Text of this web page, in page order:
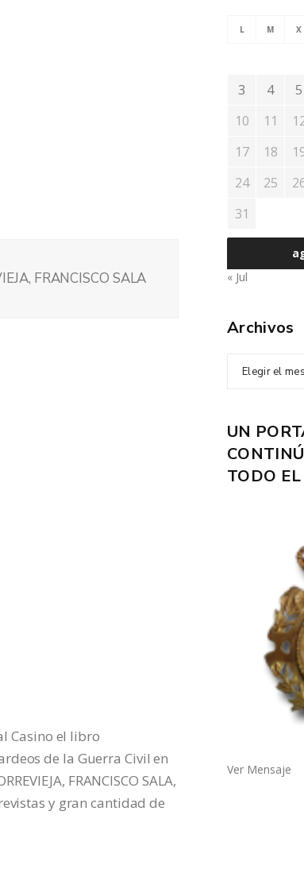
FRANCISCO SALA
Casino el libro
de la Guerra Civil en
FRANCISCO SALA,
y gran cantidad de
L M X
3
4 5
10
11
17
18
24
25
31
« Jul
Archivos
Elegir el mes
UN
TODO
Ver Mensaje